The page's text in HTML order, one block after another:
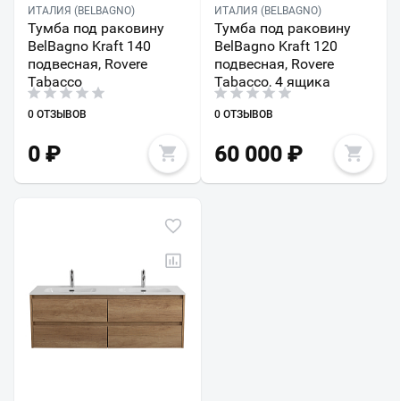
ИТАЛИЯ (BELBAGNO)
Тумба под раковину
BelBagno Kraft 140
подвесная, Rovere
Tabacco
0 ОТЗЫВОВ
0 ₽
ИТАЛИЯ (BELBAGNO)
Тумба под раковину
BelBagno Kraft 120
подвесная, Rovere
Tabacco, 4 ящика
0 ОТЗЫВОВ
60 000₽